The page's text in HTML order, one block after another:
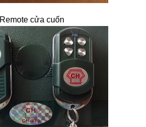
Remote cửa cuốn